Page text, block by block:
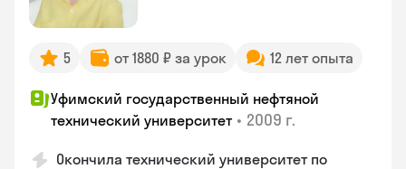
5 от 1880 ₽ за урок 12 лет опыта
Уфимский государственный нефтяной
технический университет • 2009 г.
Окончила технический университет по